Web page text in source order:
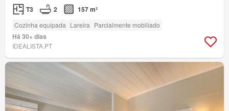
T3 2 157 m²
Cozinha equipada Lareira Parcialmente mobiliado
Há 30+ dias
IDEALISTA.PT